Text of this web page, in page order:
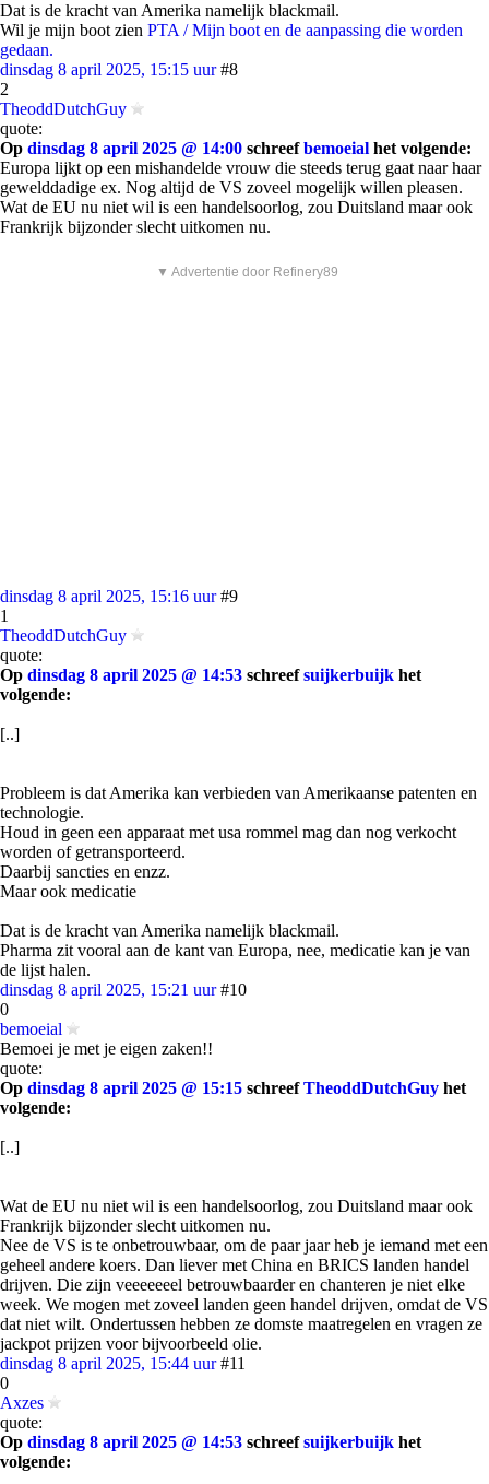
Dat is de kracht van Amerika namelijk blackmail.
Wil je mijn boot zien PTA / Mijn boot en de aanpassing die worden
gedaan.
dinsdag 8 april 2025, 15:15 uur #8
2
TheoddDutchGuy
quote:
Op dinsdag 8 april 2025 @ 14:00 schreefbemoeial het volgende:
Europa lijkt op een mishandelde vrouw die steeds terug gaat naar haar
gewelddadige ex. Nog altijd de VS zoveel mogelijk willen pleasen.
Wat de EU nu niet wil is een handelsoorlog, zou Duitsland maar ook
Frankrijk bijzonder slecht uitkomen nu.
▼ Advertentie door Refinery89
dinsdag 8 april 2025, 15:16 uur #9
1
TheoddDutchGuy
quote:
Op dinsdag 8 april 2025 @ 14:53 schreefsuijkerbuijk het
volgende:
[..]
Probleem is dat Amerika kan verbieden van Amerikaanse patenten en
technologie.
Houd in geen een apparaat met usa rommel mag dan nog verkocht
worden of getransporteerd.
Daarbij sancties en enzz.
Maar ook medicatie
Dat is de kracht van Amerika namelijk blackmail.
Pharma zit vooral aan de kant van Europa, nee, medicatie kan je van
de lijst halen.
dinsdag 8 april 2025, 15:21 uur #10
0
bemoeial
Bemoei je met je eigen zaken!!
quote:
Op dinsdag 8 april 2025 @ 15:15 schreefTheoddDutchGuy het
volgende:
[..]
Wat de EU nu niet wil is een handelsoorlog, zou Duitsland maar ook
Frankrijk bijzonder slecht uitkomen nu.
Nee de VS is te onbetrouwbaar, om de paar jaar heb je iemand met een
geheel andere koers. Dan liever met China en BRICS landen handel
drijven. Die zijn veeeeeeel betrouwbaarder en chanteren je niet elke
week. We mogen met zoveel landen geen handel drijven, omdat de VS
dat niet wilt. Ondertussen hebben ze domste maatregelen en vragen ze
jackpot prijzen voor bijvoorbeeld olie.
dinsdag 8 april 2025, 15:44 uur #11
0
Axzes
quote:
Op dinsdag 8 april 2025 @ 14:53 schreefsuijkerbuijk het
volgende: